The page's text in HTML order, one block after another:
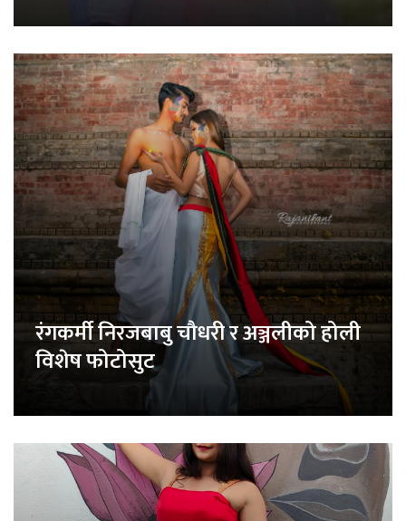
रंगकर्मी निरजबाबु चौधरी र अञ्जलीको होली
विशेष फोटोसुट